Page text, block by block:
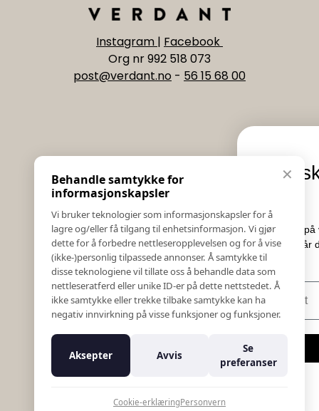
Instagram | Facebook
Org nr 992 518 073
post@verdant.no - 56 15 68 00
Informasjon
Salgs & Leveringsbetingelser
Registrer reklamasjon eller retur
Kontakt Oss
Bildebank
Følg Oss
Prislister
Etiske Retningslinjer
Åpenhetsloven
Varsling om kritikkverdige forhold
K18 Kurkalkulator
✕
Behandle samtykke for
informasjonskapsler
Vi bruker teknologier som informasjonskapsler for å
lagre og/eller få tilgang til enhetsinformasjon. Vi gjør
dette for å forbedre nettleseropplevelsen og for å vise
(ikke-)personlig tilpassede annonser. Å samtykke til
disse teknologiene vil tillate oss å behandle data som
nettleseratferd eller unike ID-er på dette nettstedet. Å
ikke samtykke eller trekke tilbake samtykke kan ha
negativ innvirkning på visse funksjoner og funksjoner.
Aksepter Avvis
Se
preferanser
Cookie-erklæringPersonvern
Eksklusive nyheter
Meld deg på vårt nyhetsbrev og hold deg
Her får du innblikk i nyheter,
konkurranser.
E-post
Meld meg på